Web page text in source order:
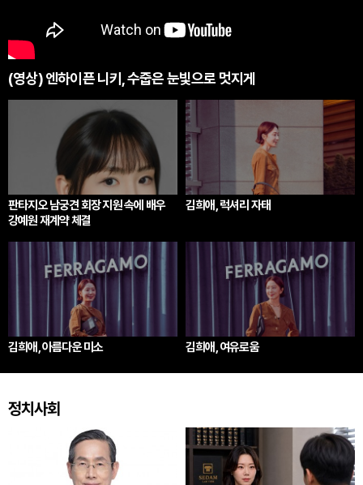
(영상) 엔하이픈 니키, 수줍은 눈빛으로 멋지게
판타지오 남궁견 회장 지원 속에 배우
강예원 재계약 체결
김희애, 럭셔리 자태
김희애, 아름다운 미소 김희애, 여유로움
정치사회